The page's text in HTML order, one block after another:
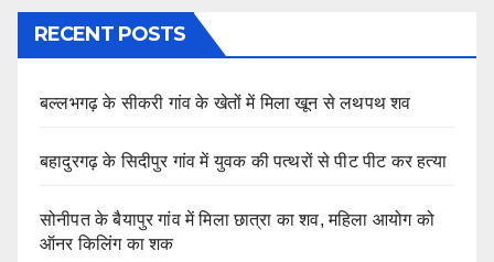
RECENT POSTS
बल्लभगढ़ के सीकरी गांव के खेतों में मिला खून से लथपथ शव
बहादुरगढ़ के सिदीपुर गांव में युवक की पत्थरों से पीट पीट कर हत्या
सोनीपत के बैयापुर गांव में मिला छात्रा का शव, महिला आयोग को
ऑनर किलिंग का शक